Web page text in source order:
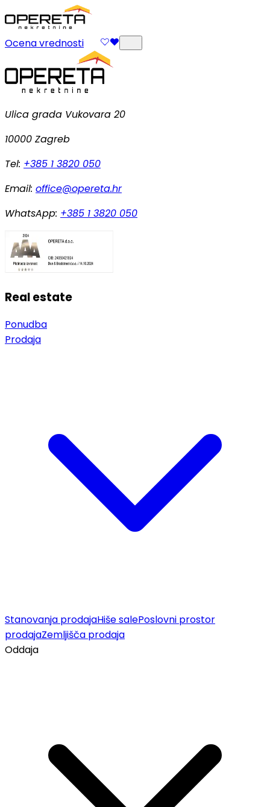
Ocena vrednosti
Ulica grada Vukovara 20
10000 Zagreb
Tel: +385 1 3820 050
Email: office@opereta.hr
WhatsApp: +385 1 3820 050
Real estate
Ponudba
Prodaja
Stanovanja prodajaHiše salePoslovni prostor
prodajaZemljišča prodaja
Oddaja